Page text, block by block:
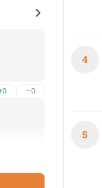
–0
4
5